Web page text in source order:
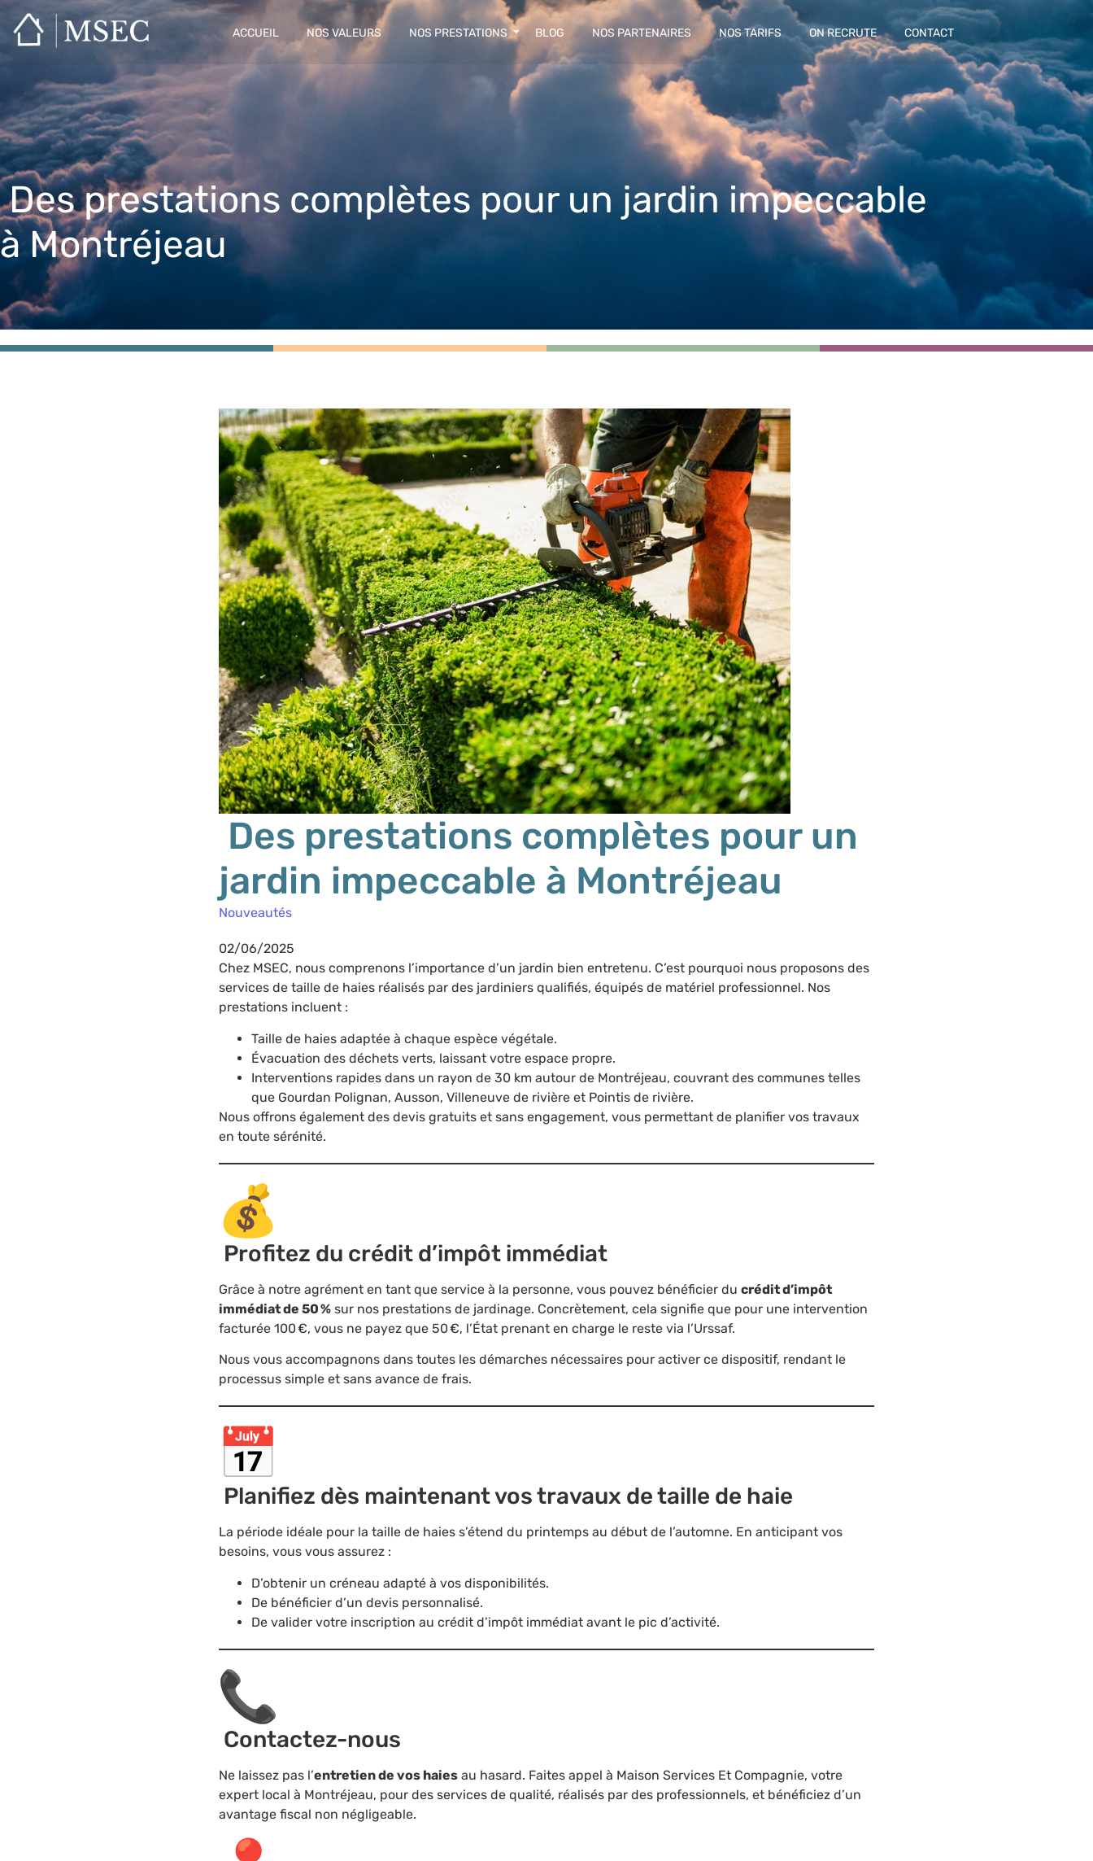
ACCUEIL NOS VALEURS NOS PRESTATIONS BLOG NOS PARTENAIRES NOS TARIFS ON RECRUTE CONTACT
Des prestations complètes pour un jardin impeccable
à Montréjeau
Des prestations complètes pour un
jardin impeccable à Montréjeau
Nouveautés
02/06/2025
Chez MSEC, nous comprenons l’importance d’un jardin bien entretenu. C’est pourquoi nous proposons des
services de taille de haies réalisés par des jardiniers qualifiés, équipés de matériel professionnel. Nos
prestations incluent :
Taille de haies adaptée à chaque espèce végétale.
Évacuation des déchets verts, laissant votre espace propre.
Interventions rapides dans un rayon de 30 km autour de Montréjeau, couvrant des communes telles
que Gourdan Polignan, Ausson, Villeneuve de rivière et Pointis de rivière.
Nous offrons également des devis gratuits et sans engagement, vous permettant de planifier vos travaux
en toute sérénité.
Profitez du crédit d’impôt immédiat
Grâce à notre agrément en tant que service à la personne, vous pouvez bénéficier du crédit d’impôt
immédiat de 50 %sur nos prestations de jardinage. Concrètement, cela signifie que pour une intervention
facturée 100 €, vous ne payez que 50 €, l’État prenant en charge le reste via l’Urssaf.
Nous vous accompagnons dans toutes les démarches nécessaires pour activer ce dispositif, rendant le
processus simple et sans avance de frais.
Planifiez dès maintenant vos travaux de taille de haie
La période idéale pour la taille de haies s’étend du printemps au début de l’automne. En anticipant vos
besoins, vous vous assurez :
D’obtenir un créneau adapté à vos disponibilités.
De bénéficier d’un devis personnalisé.
De valider votre inscription au crédit d’impôt immédiat avant le pic d’activité.
Contactez-nous
Ne laissez pas l’entretien de vos haiesau hasard. Faites appel à Maison Services Et Compagnie, votre
expert local à Montréjeau, pour des services de qualité, réalisés par des professionnels, et bénéficiez d’un
avantage fiscal non négligeable.